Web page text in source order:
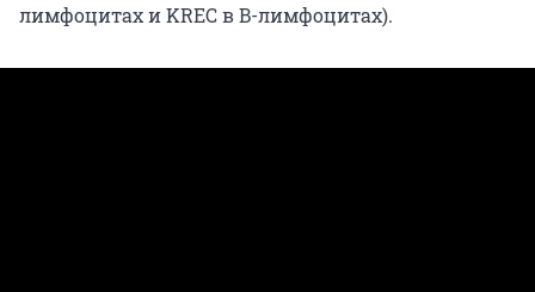
лимфоцитах и KREC в B-лимфоцитах).